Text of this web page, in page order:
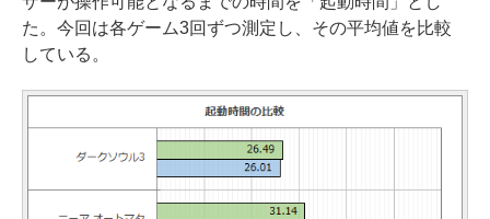
た。今回は各ゲーム3回ずつ測定し、その平均値を比較
している。